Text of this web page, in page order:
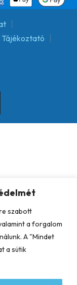
szabott
a forgalom
A "Mindet
a sütik